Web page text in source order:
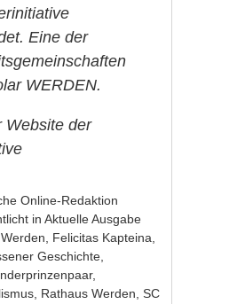
Eine der
WERDEN.
Website der
Online-Redaktion
inAktuelle Ausgabe
, Felicitas Kapteina,
Geschichte,
,
, Rathaus Werden,SC